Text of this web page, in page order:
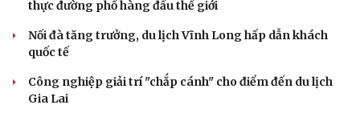
thực đường phố hàng đầu thế giới
Nối đà tăng trưởng, du lịch Vĩnh Long hấp dẫn khách
quốc tế
Công nghiệp giải trí "chắp cánh" cho điểm đến du lịch
Gia Lai